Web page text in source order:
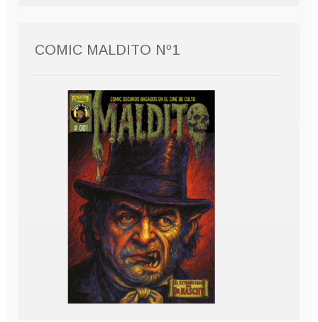
COMIC MALDITO Nº1